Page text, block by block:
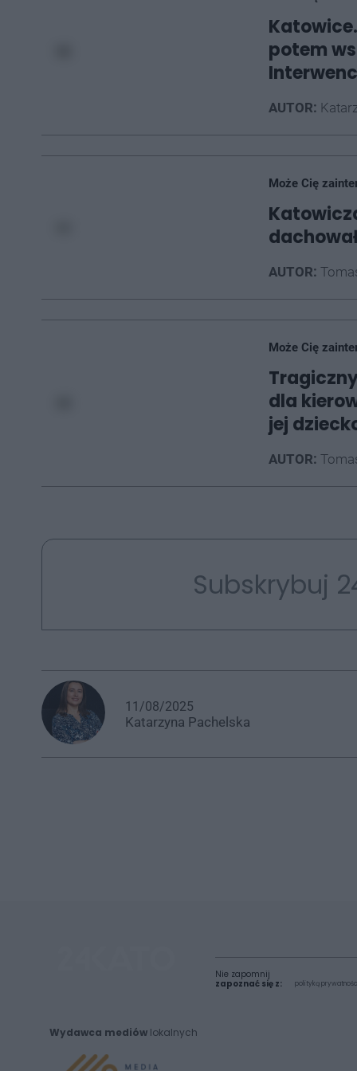
potem
AUTOR:
Może Cię
AUTOR:
Może Cię
dla
jej
AUTOR:
Subskrybuj
11/08/2025
Katarzyna Pachelska
Wydawca mediów lokalnych
Nie zapomnij
zapoznać się z:
polityką